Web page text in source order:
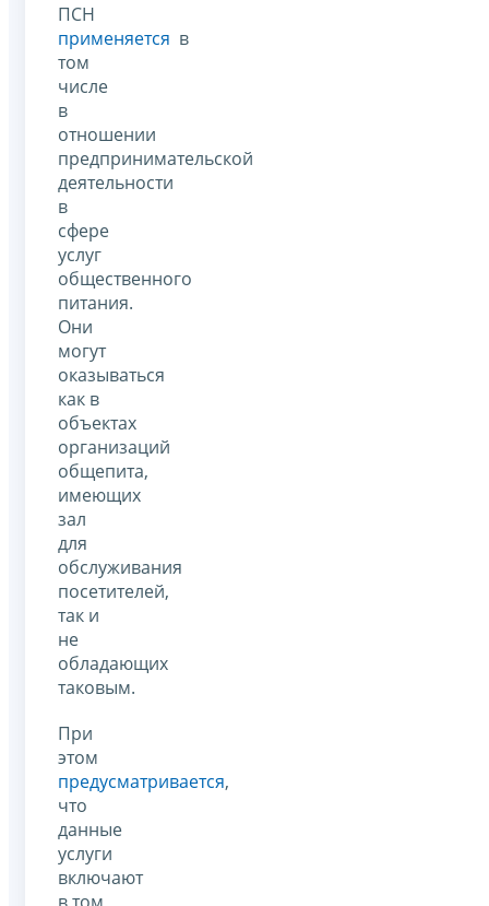
ПСН
применяется в
том
числе
в
отношении
предпринимательской
деятельности
в
сфере
услуг
общественного
питания.
Они
могут
оказываться
как в
объектах
организаций
общепита,
имеющих
зал
для
обслуживания
посетителей,
так и
не
обладающих
таковым.
При
этом
предусматривается,
что
данные
услуги
включают
в том